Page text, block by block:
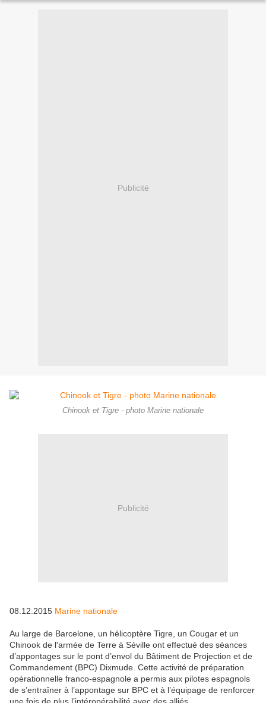
Publicité
Chinook et Tigre - photo Marine nationale
Publicité
08.12.2015 Marine nationale
Au large de Barcelone, un hélicoptère Tigre, un Cougar et un
Chinook de l'armée de Terre à Séville ont effectué des séances
d’appontages sur le pont d’envol du Bâtiment de Projection et de
Commandement (BPC) Dixmude. Cette activité de préparation
opérationnelle franco-espagnole a permis aux pilotes espagnols
de s’entraîner à l’appontage sur BPC et à l’équipage de renforcer